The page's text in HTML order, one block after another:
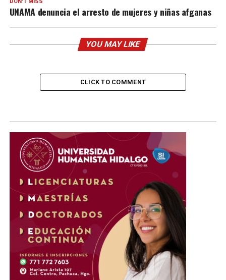
DON'T MISS
UNAMA denuncia el arresto de mujeres y niñas afganas
YOU MAY LIKE
CLICK TO COMMENT